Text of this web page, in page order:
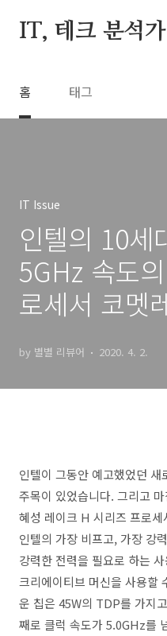
IT, 테크 분석가
홈 태그
IT Issue
인텔의 10세
5GHz 속도
로세서 코멧
by 별별 리뷰어 2020. 4. 2.
인텔이 그동안 예고했었던
주목이 있었습니다. 그리고
혜성 레이크 H 시리즈 프로
인텔의 가장 비프고, 가장 강
강력한 전력을 필요로 하는
크리에이티브 머신을 사용할
운 칩은 45W의 TDP를 가지
째로 클럭 속도가 5.0GHz를